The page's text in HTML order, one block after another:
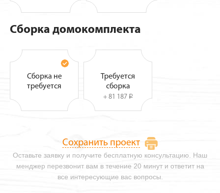
Сборка домокомплекта
Сборка не
требуется
Требуется
сборка
+ 81 187 i
Оставьте заявку и получите бесплатную консультацию. Наш
менджер перезвонит вам в течение 20 минут и ответит на
все интересующие вас вопросы.
Сохранить проект